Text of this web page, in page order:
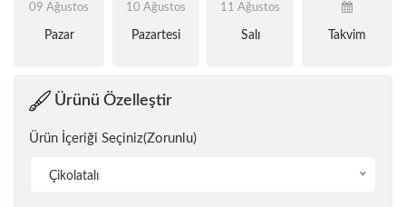
09 Ağustos
Pazar
10 Ağustos
Pazartesi
11 Ağustos
Salı Takvim
Ürünü Özelleştir
Ürün İçeriği Seçiniz(Zorunlu)
Çikolatalı